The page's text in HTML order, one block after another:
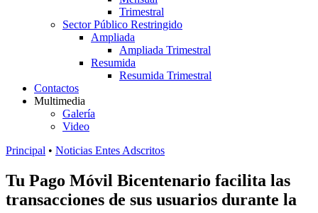
Trimestral
Sector Público Restringido
Ampliada
Ampliada Trimestral
Resumida
Resumida Trimestral
Contactos
Multimedia
Galería
Video
Principal • Noticias Entes Adscritos
Tu Pago Móvil Bicentenario facilita las
transacciones de sus usuarios durante la